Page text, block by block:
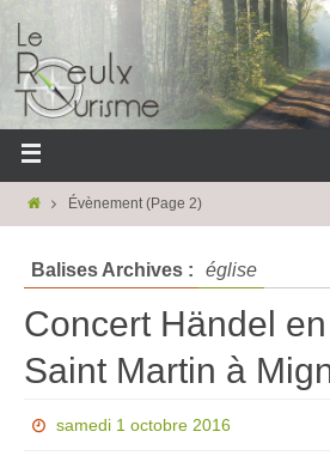
Évènement(Page 2)
Balises Archives : église
Concert Händel en
Saint Martin à
samedi 1 octobre 2016